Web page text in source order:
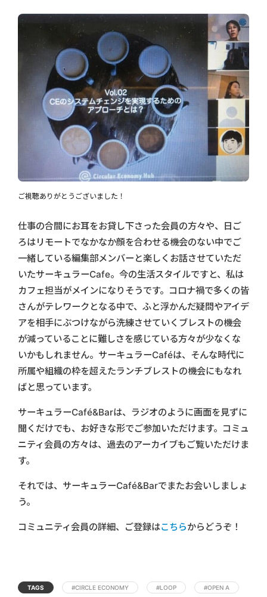
ご視聴ありがとうございました！
仕事の合間にお耳をお貸し下さった会員の方々や、日ご
ろはリモートでなかなか顔を合わせる機会のない中でご
一緒している編集部メンバーと楽しくお話させていただ
いたサーキュラーCafe。今の生活スタイルですと、私は
カフェ担当がメインになりそうです。コロナ禍で多くの皆
さんがテレワークとなる中で、ふと浮かんだ疑問やアイデ
アを相手にぶつけながら洗練させていくブレストの機会
が減っていることに難しさを感じている方々が少なくな
いかもしれません。サーキュラーCaféは、そんな時代に
所属や組織の枠を超えたランチブレストの機会にもなれ
ばと思っています。
サーキュラーCafé&Barは、ラジオのように画面を見ずに
聞くだけでも、お好きな形でご参加いただけます。コミュ
ニティ会員の方々は、過去のアーカイブもご覧いただけま
す。
それでは、サーキュラーCafé&Barでまたお会いしましょ
う。
コミュニティ会員の詳細、ご登録はこちらからどうぞ！
TAGS #CIRCLE ECONOMY #LOOP #OPEN A